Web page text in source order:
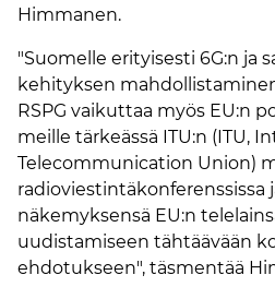
Himmanen.
"Suomelle erityisesti 6G:n ja
kehityksen
RSPG vaikuttaa myös EU:n
meille tärkeässä ITU:n (ITU,
Telecommunication Union)
radioviestintäkonferenssissa
näkemyksensä EU:n
uudistamiseen tähtäävään
ehdotukseen", täsmentää